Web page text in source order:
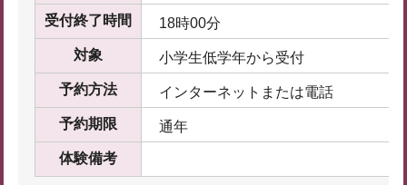
受付終了時間 18時00分
対象 小学生低学年から受付
予約方法 インターネットまたは電話
予約期限 通年
体験備考